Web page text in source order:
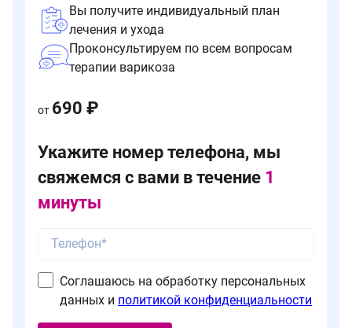
Вы получите индивидуальный план
лечения и ухода
Проконсультируем по всем вопросам
терапии варикоза
от 690 ₽
Укажите номер телефона, мы
свяжемся с вами в течение 1
минуты
Соглашаюсь на обработку персональных
данных и политикой конфиденциальности